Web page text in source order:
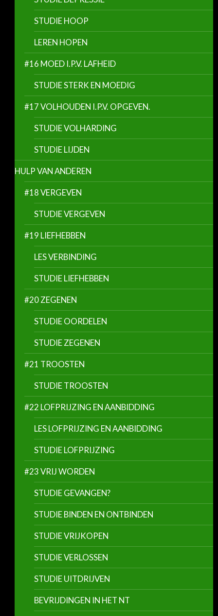
STUDIE HOOP
LEREN HOPEN
#16 MOED I.P.V. LAFHEID
STUDIE STERK EN MOEDIG
#17 VOLHOUDEN I.P.V. OPGEVEN.
STUDIE VOLHARDING
STUDIE LIJDEN
HULP VAN ANDEREN
#18 VERGEVEN
STUDIE VERGEVEN
#19 LIEFHEBBEN
LES VERBINDING
STUDIE LIEFHEBBEN
#20 ZEGENEN
STUDIE OORDELEN
STUDIE ZEGENEN
#21 TROOSTEN
STUDIE TROOSTEN
#22 LOFPRIJZING EN AANBIDDING
LES LOFPRIJZING EN AANBIDDING
STUDIE LOFPRIJZING
#23 VRIJ WORDEN
STUDIE GEVANGEN?
STUDIE BINDEN EN ONTBINDEN
STUDIE VRIJKOPEN
STUDIE VERLOSSEN
STUDIE UITDRIJVEN
BEVRIJDINGEN IN HET NT